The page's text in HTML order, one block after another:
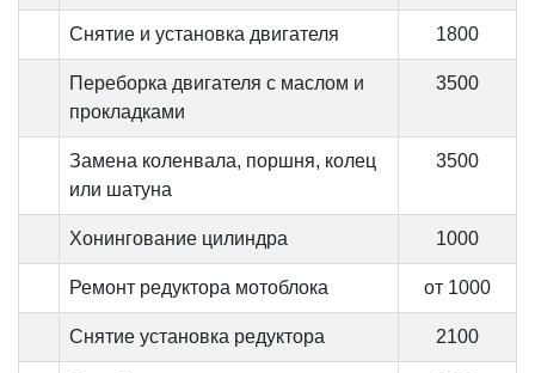
Снятие и установка двигателя 1800
Переборка двигателя с маслом и
прокладками
3500
Замена коленвала, поршня, колец
или шатуна
3500
Хонингование цилиндра 1000
Ремонт редуктора мотоблока от 1000
Снятие установка редуктора 2100